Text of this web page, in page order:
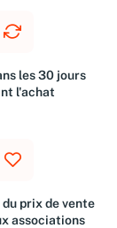
les 30 jours
l'achat
du prix de vente
associations